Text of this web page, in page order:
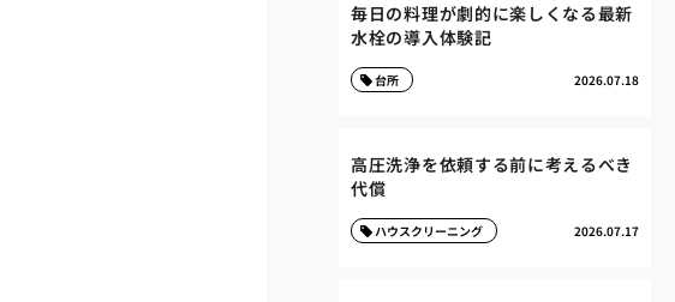
毎日の料理が劇的に楽しくなる最新
水栓の導入体験記
2026.07.18
台所
高圧洗浄を依頼する前に考えるべき
代償
2026.07.17
ハウスクリーニング